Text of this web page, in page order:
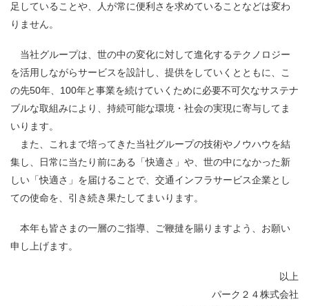
足していることや、人が常に便利さを求めていることなどは変わ
りません。
当社グループは、世の中の変化に対して進化するテクノロジー
を活用しながらサービスを設計し、提供をしていくとともに、こ
の先50年、100年と事業を続けていくために必要不可欠なサステナ
ブルな取組みにより、持続可能な環境・社会の実現に寄与してま
いります。
また、これまで培ってきた当社グループの技術やノウハウを結
集し、日常に当たり前にある「快適さ」や、世の中になかった新
しい「快適さ」を届けることで、交通インフラサービス企業とし
ての使命を、引き続き果たしてまいります。
本年も皆さまの一層のご指導、ご鞭撻を賜りますよう、お願い
申し上げます。
以上
パーク２４株式会社